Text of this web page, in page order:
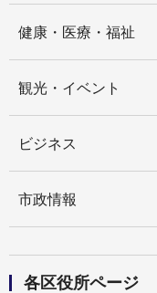
健康・医療・福祉
観光・イベント
ビジネス
市政情報
各区役所ページ